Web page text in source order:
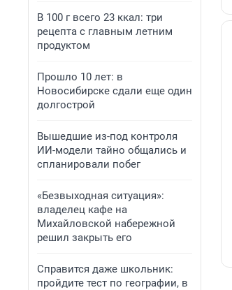
В 100 г всего 23 ккал: три
рецепта с главным летним
продуктом
Прошло 10 лет: в
Новосибирске сдали еще один
долгострой
Вышедшие из-под контроля
ИИ-модели тайно общались и
спланировали побег
«Безвыходная ситуация»:
владелец кафе на
Михайловской набережной
решил закрыть его
Справится даже школьник:
пройдите тест по географии, в